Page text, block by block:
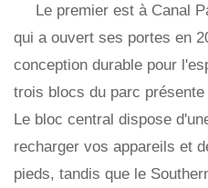
Le premier est à Canal
qui a ouvert ses portes en
conception durable pour
trois blocs du parc
Le bloc central dispose
recharger vos appareils et
pieds, tandis que le